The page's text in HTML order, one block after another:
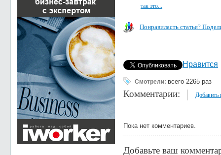
так это...
Понравиласть статья?
Нравится
Смотрели: всего 2265 раз
Комментарии: Добавить
Пока нет комментариев.
Добавьте ваш